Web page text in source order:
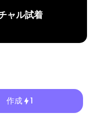
ャル試着
画像フィ
作成 1